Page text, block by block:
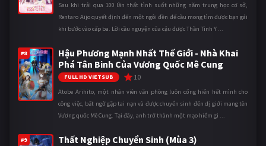
Sau khi trải qua 100 lần thất tình suốt những năm trung học cơ sở,
Rentaro Aijo quyết định đến một ngôi đền để cầu mong tìm được bạn gái
khi bước vào cấp ba. Lời cầu nguyện của cậu được Thần Tình Y ...
#8
Hậu Phương Mạnh Nhất Thế Giới - Nhà Khai
Phá Tân Binh Của Vương Quốc Mê Cung
FULL HD VIETSUB 10
Atobe Arihito, một nhân viên văn phòng luôn cống hiến hết mình cho
công việc, bất ngờ gặp tai nạn và được chuyển sinh đến dị giới mang tên
Vương quốc Mê Cung. Tại đây, anh trở thành một mạo hiểm gi ...
#9 Thất Nghiệp Chuyển Sinh (Mùa 3)